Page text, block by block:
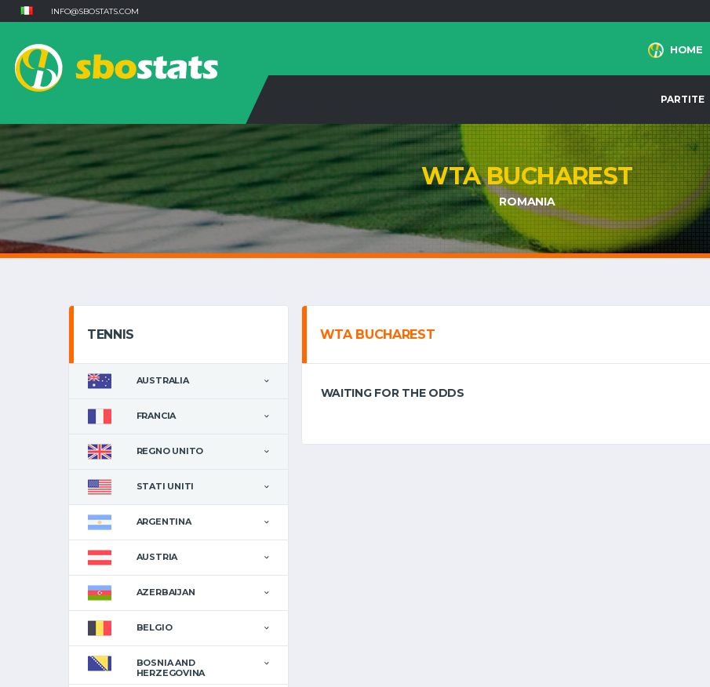
INFO@SBOSTATS.COM
HOME
PARTITE
WTA BUCHAREST
ROMANIA
TENNIS
AUSTRALIA
FRANCIA
REGNO UNITO
STATI UNITI
ARGENTINA
AUSTRIA
AZERBAIJAN
BELGIO
BOSNIA AND
HERZEGOVINA
WTA BUCHAREST
WAITING FOR THE ODDS